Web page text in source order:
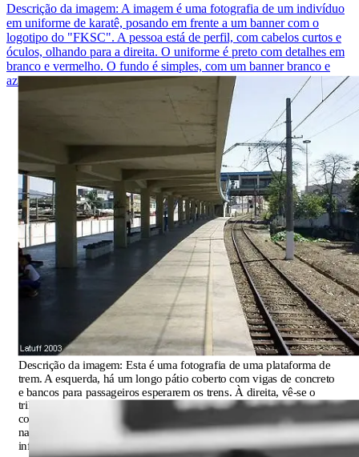
Descrição da imagem: A imagem é uma fotografia de um indivíduo
em uniforme de karatê, posando em frente a um banner com o
logotipo do "FKSC". A pessoa está de perfil, com cabelos curtos e
óculos, olhando para a direita. O uniforme é preto com detalhes em
branco e vermelho. O fundo é simples, com um banner branco e
azul ao fundo, contendo o logotipo do FKSC.
Descrição da imagem: Esta é uma fotografia de uma plataforma de
trem. A esquerda, há um longo pátio coberto com vigas de concreto
e bancos para passageiros esperarem os trens. À direita, vê-se o
trilho ferroviário, com fios elétricos suspensos acima. No fundo, há
construções e árvores, sob um céu claro. A imagem está em cores
naturais, sem textos visíveis além do nome "Latuff 2003" na esquina
inferior esquerda.